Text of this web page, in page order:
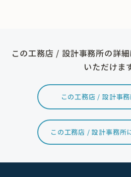
この工務店 / 設計事務所の詳
いただけま
この工務店 / 設計事
この工務店 / 設計事務所